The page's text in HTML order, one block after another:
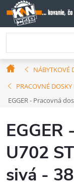
Prejsť
na
obsah
DomovNÁBYTKOVÉ
PRACOVNÉ
EGGER - Pracovná
EGGER
U702
sivá -